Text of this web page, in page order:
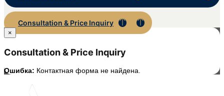
Consultation & Price Inquiry
×
Consultation & Price Inquiry
Ошибка: Контактная форма не найдена.